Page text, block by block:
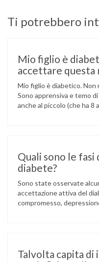
Ti potrebbero
Mio figlio è
accettare questa
Mio figlio è diabetico.
Sono apprensiva e temo
anche al piccolo (che ha 8
Quali sono le
diabete?
Sono state osservate
accettazione attiva del
compromesso,
Talvolta capita